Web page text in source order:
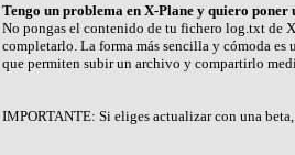
Tengo un problema en X-Plane y quiero
No pongas el contenido de tu fichero log.txt de
completarlo. La forma más sencilla y cómoda
que permiten subir un archivo y compartirlo
IMPORTANTE: Si eliges actualizar con una